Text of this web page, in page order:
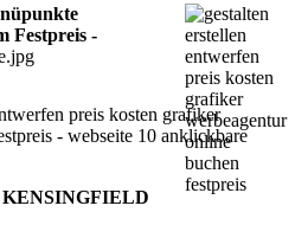
Festpreis -
KENSINGFIELD